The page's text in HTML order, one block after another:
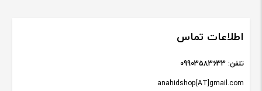
اطلاعات تماس
anahidshop[AT]gmail.com
تلفن: 09903583633